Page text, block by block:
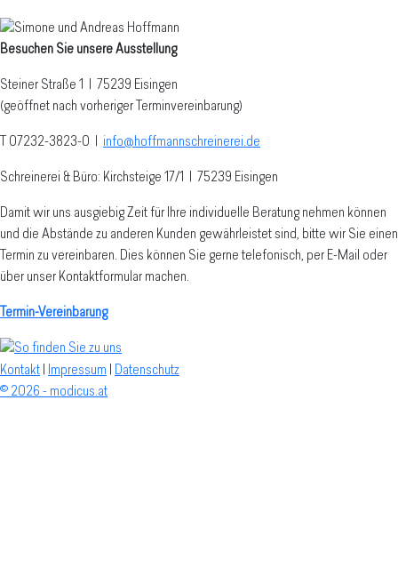
Besuchen Sie unsere Ausstellung
Steiner Straße 1 | 75239 Eisingen
(geöffnet nach vorheriger Terminvereinbarung)
T 07232-3823-0 | info@hoffmannschreinerei.de
Schreinerei & Büro: Kirchsteige 17/1 | 75239 Eisingen
Damit wir uns ausgiebig Zeit für Ihre individuelle Beratung nehmen können
und die Abstände zu anderen Kunden gewährleistet sind, bitte wir Sie einen
Termin zu vereinbaren. Dies können Sie gerne telefonisch, per E-Mail oder
über unser Kontaktformular machen.
Termin-Vereinbarung
Kontakt Impressum
Datenschutz
© 2026 - modicus.at